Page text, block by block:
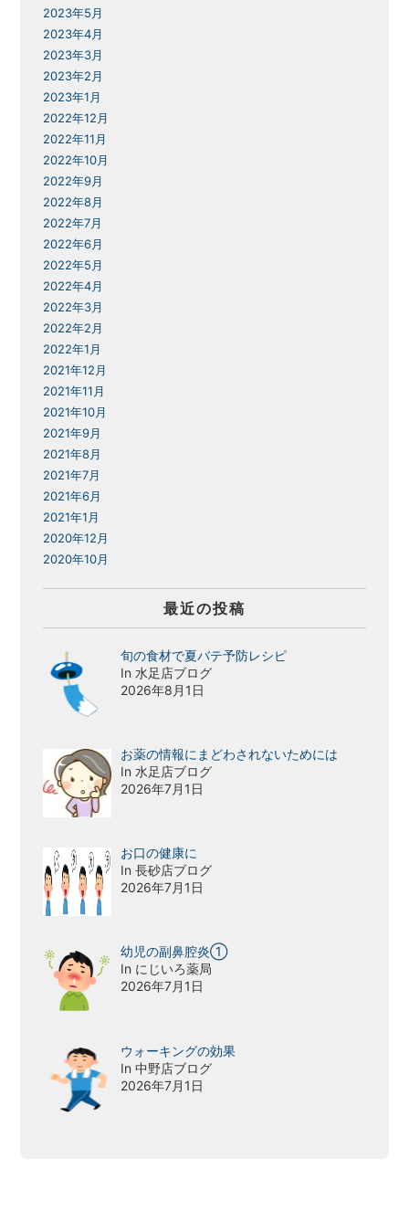
2023年5月
2023年4月
2023年3月
2023年2月
2023年1月
2022年12月
2022年11月
2022年10月
2022年9月
2022年8月
2022年7月
2022年6月
2022年5月
2022年4月
2022年3月
2022年2月
2022年1月
2021年12月
2021年11月
2021年10月
2021年9月
2021年8月
2021年7月
2021年6月
2021年1月
2020年12月
2020年10月
最近の投稿
旬の食材で夏バテ予防レシピ
In 水足店ブログ
2026年8月1日
お薬の情報にまどわされないためには
In 水足店ブログ
2026年7月1日
お口の健康に
In 長砂店ブログ
2026年7月1日
幼児の副鼻腔炎①
In にじいろ薬局
2026年7月1日
ウォーキングの効果
In 中野店ブログ
2026年7月1日